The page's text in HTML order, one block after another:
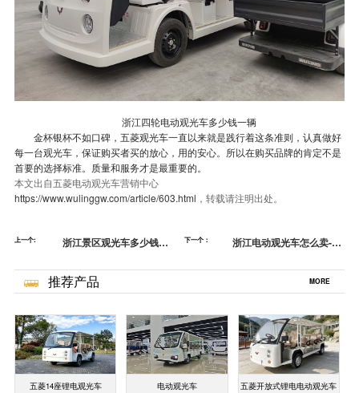
浙江四轮电动观光车多少钱一辆
金杯银杯不如口碑，五菱观光车一直以来就是践行着这条准则，认真做好
每一台观光车， 保证购买者买的放心，用的安心。所以在购买品牌的肯定不是
首要的选择标准。质量和服务才是最重要的。
本文出自五菱电动观光车营销中心
https://www.wulinggw.com/article/603.html ，转载请注明出处。
上一个:
浙江景区观光车多少钱一
下一个：
浙江电动观光车怎么卖-校
推荐产品 MORE
五菱14座锂电观光车 电动观光车 五菱开放式锂电电动观光车